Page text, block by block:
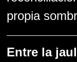
propia
Entre la